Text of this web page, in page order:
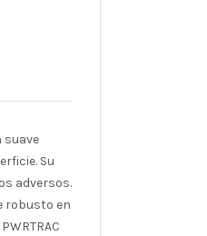
suave
Su
adversos.
robusto en